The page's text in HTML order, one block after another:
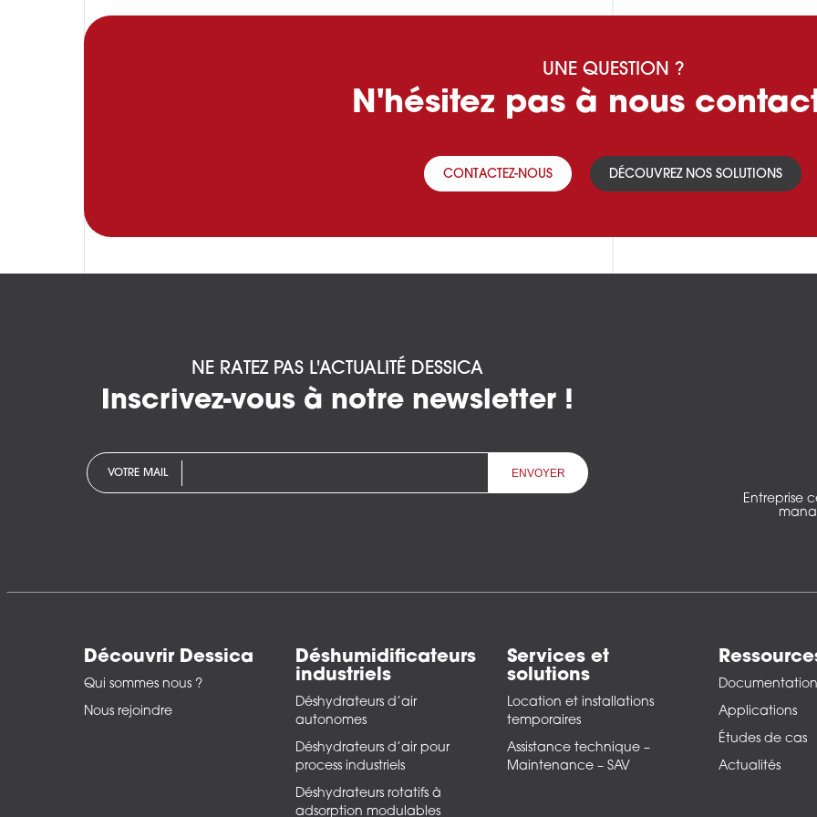
UNE QUESTION ?
N'hésitez pas à nous
CONTACTEZ-NOUS DÉCOUVREZ NOS SOLUTIONS
NE RATEZ PAS L'ACTUALITÉ DESSICA
Inscrivez-vous à notre newsletter !
VOTRE MAIL
Entreprise
Découvrir Dessica
Qui sommes nous ?
Nous rejoindre
Déshumidificateurs
industriels
Déshydrateurs d’air
autonomes
Déshydrateurs d’air pour
process industriels
Déshydrateurs rotatifs à
adsorption modulables
Services et
solutions
Location et installations
temporaires
Assistance technique –
Maintenance – SAV
Documentation
Applications
Études de cas
Actualités